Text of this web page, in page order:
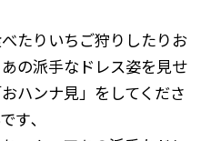
たりいちご狩りしたりお
の派手なドレス姿を見せ
ハンナ見」をしてくださ
す､